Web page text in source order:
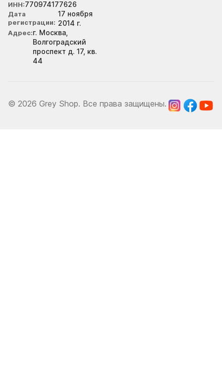
ИНН 770974177626
Дата
регистрации
17 ноября
2014 г.
Адрес г. Москва,
Волгоградский
проспект д. 17, кв.
44
© 2026 Grey Shop. Все права защищены.